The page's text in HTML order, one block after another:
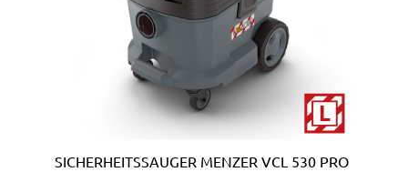
SICHERHEITSSAUGER MENZER VCL 530 PRO